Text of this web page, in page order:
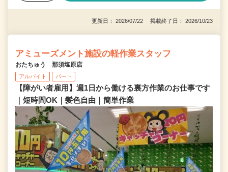
更新日： 2026/07/22 掲載終了日： 2026/10/23
アミューズメント施設の軽作業スタッフ
おたちゅう 那須塩原店
アルバイト パート
【障がい者雇用】週1日から働ける裏方作業のお仕事です
｜短時間OK｜髪色自由｜簡単作業